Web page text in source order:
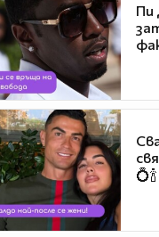
Пи
💍🍾